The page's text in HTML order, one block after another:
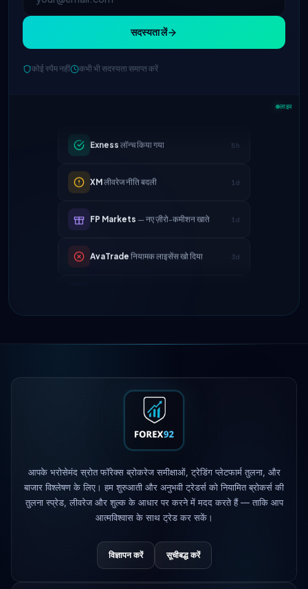
सदस्यता लें
कोई स्पैम नहीं कभी भी सदस्यता समाप्त करें
लाइव
IC MarketsEUR/USD स्प्रेड कम हुआ →
XMलीवरेज नीति बदली 1d
FP Markets— नए ज़ीरो-कमीशन खाते 1d
AvaTradeनियामक लाइसेंस खो दिया 3d
Tickmillनिकासी गति अब 24 घंटे 4d
— नए ज़ीरो-कमीशन खाते
AvaTradeनियामक लाइसेंस खो दिया
Tickmillनिकासी गति अब 24 घंटे 4d
आपके भरोसेमंद स्रोत फॉरेक्स ब्रोकरेज समीक्षाओं, ट्रेडिंग प्लेटफार्म तुलना, और
बाजार विश्लेषण के लिए। हम शुरुआती और अनुभवी ट्रेडर्स को नियामित ब्रोकर्स की
तुलना स्प्रेड, लीवरेज और शुल्क के आधार पर करने में मदद करते हैं — ताकि आप
आत्मविश्वास के साथ ट्रेड कर सकें।
विज्ञापन करें सूचीबद्ध करें